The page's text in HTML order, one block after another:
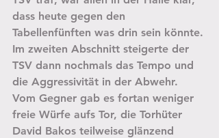
dass heute gegen den
Tabellenfünften was drin sein könnte.
Im zweiten Abschnitt steigerte der
TSV dann nochmals das Tempo und
die Aggressivität in der Abwehr.
Vom Gegner gab es fortan weniger
freie Würfe aufs Tor, die Torhüter
David Bakos teilweise glänzend